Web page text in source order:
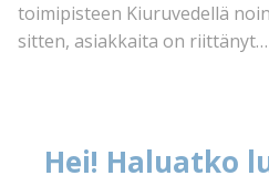
toimipisteen Kiuruvedellä
sitten, asiakkaita on riittänyt…
Hei! Haluatko